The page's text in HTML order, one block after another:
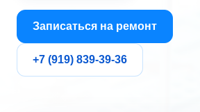
Записаться на ремонт
+7 (919) 839-39-36